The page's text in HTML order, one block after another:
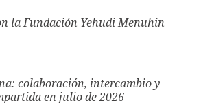
la Fundación Yehudi Menuhin
colaboración, intercambio y
en julio de 2026